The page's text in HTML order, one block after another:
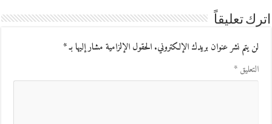
اترك تعليقاً
لن يتم نشر عنوان بريدك الإلكتروني.الحقول الإلزامية مشار إليها بـ*
التعليق*